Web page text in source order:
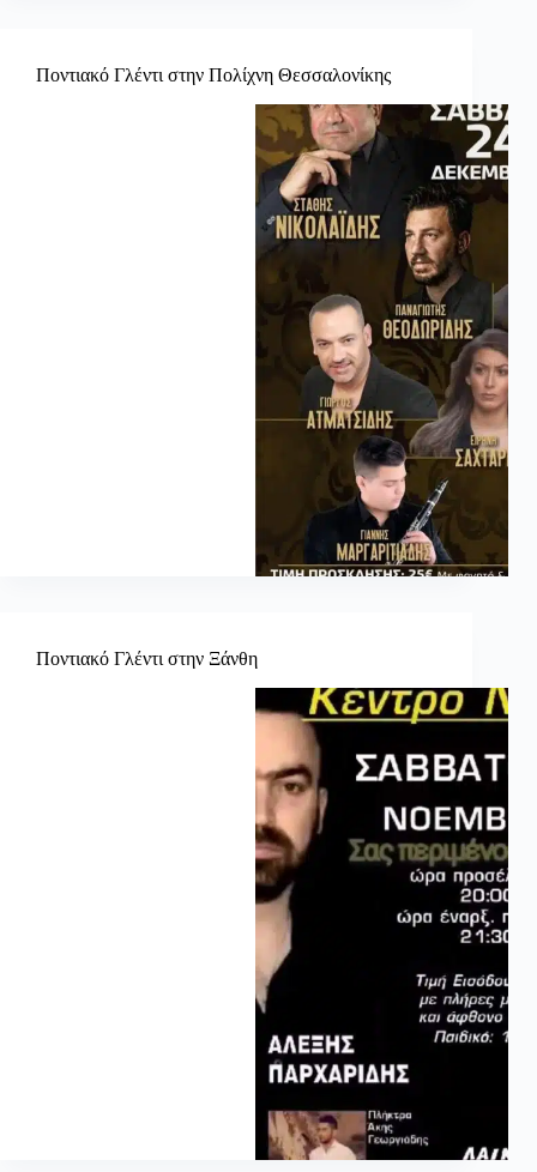
Ποντιακό Γλέντι στην Πολίχνη Θεσσαλονίκης
Ποντιακό Γλέντι στην Ξάνθη